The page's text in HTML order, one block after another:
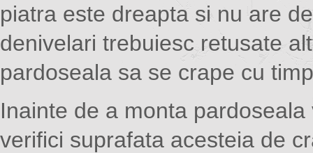
piatra este dreapta si nu are
denivelari trebuiesc retusate
pardoseala sa se crape cu
Inainte de a monta
verifici suprafata acesteia de